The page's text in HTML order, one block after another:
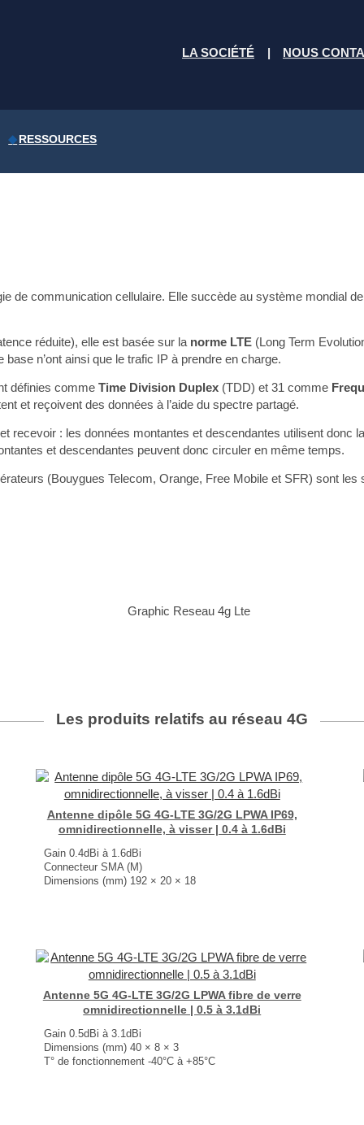
LA SOCIÉTÉ NOUS
RESSOURCES
de communication cellulaire. Elle succède au système mondial
réduite), elle est basée sur la norme LTE (Long Term
n’ont ainsi que le trafic IP à prendre en charge.
définies commeTime Division Duplex (TDD) et 31 comme
et reçoivent des données à l’aide du spectre partagé.
recevoir : les données montantes et descendantes utilisent donc
et descendantes peuvent donc circuler en même temps.
(Bouygues Telecom, Orange, Free Mobile et SFR) sont les
Les produits relatifs au réseau 4G
Antenne dipôle 5G 4G-LTE 3G/2G LPWA IP69,
omnidirectionnelle, à visser | 0.4 à 1.6dBi
Gain 0.4dBi à 1.6dBi
Connecteur SMA (M)
Dimensions (mm) 192 × 20 × 18
Antenne 5G 4G-LTE 3G/2G LPWA fibre de verre
omnidirectionnelle | 0.5 à 3.1dBi
Gain 0.5dBi à 3.1dBi
Dimensions (mm) 40 × 8 × 3
T° de fonctionnement -40°C à +85°C